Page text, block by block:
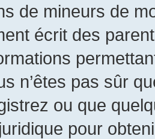
de mineurs de
écrit des
n’êtes pas sûr
ou que
pour